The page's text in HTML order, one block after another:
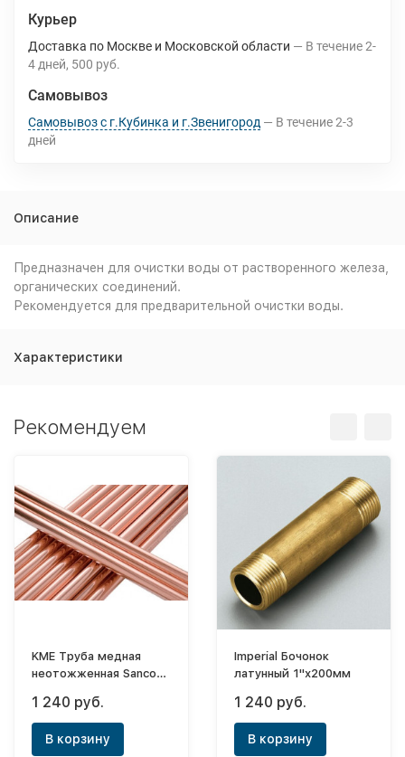
Курьер
Доставка по Москве и Московской области В течение2-
4 дней 500 руб.
Самовывоз
Самовывоз с г.Кубинка и г.Звенигород В течение2-3
дней
Описание
Предназначен для очистки воды от растворенного железа,
органических соединений.
Рекомендуется для предварительной очистки воды.
Характеристики
Рекомендуем
KME Труба медная
неотожженная Sanco
по 5м)
1 240 руб.
В корзину
Imperial Бочонок
латунный 1"х200мм
1 240 руб.
В корзину